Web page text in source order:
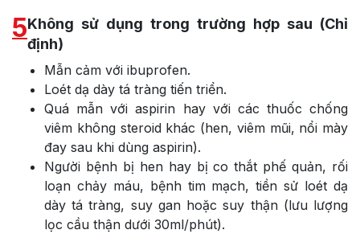
5Không sử dụng trong trường hợp sau (Chỉ
định)
Mẫn cảm với ibuprofen.
Loét dạ dày tá tràng tiến triển.
Quá mẫn với aspirin hay với các thuốc chống
viêm không steroid khác (hen, viêm mũi, nổi mày
đay sau khi dùng aspirin).
Người bệnh bị hen hay bị co thắt phế quản, rối
loạn chảy máu, bệnh tim mạch, tiền sử loét dạ
dày tá tràng, suy gan hoặc suy thận (lưu lượng
lọc cầu thận dưới 30ml/phút).